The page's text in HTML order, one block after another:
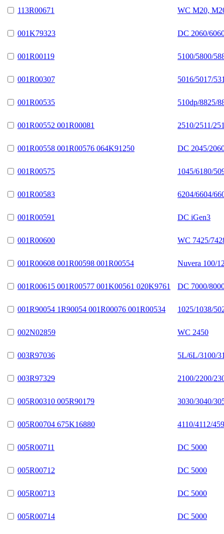
113R00671 WC M20,
001K79323 DC 2060/
001R00119 5100/5800/
001R00307 5016/5017/
001R00535 510dp/8825/
001R00552 001R00081 2510/2511/
001R00558 001R00576 064K91250 DC 2045/
001R00575 1045/6180/
001R00583 6204/6604/
001R00591 DC iGen3
001R00600 WC 7425/
001R00608 001R00598 001R00554 Nuvera 100/
001R00615 001R00577 001K00561 020K9761 DC 7000/
001R90054 1R90054 001R00076 001R00534 1025/1038/
002N02859 WC 2450
003R97036 5L/6L/3100/
003R97329 2100/2200/
005R00310 005R90179 3030/3040/
005R00704 675K16880 4110/4112/
005R00711 DC 5000
005R00712 DC 5000
005R00713 DC 5000
005R00714 DC 5000